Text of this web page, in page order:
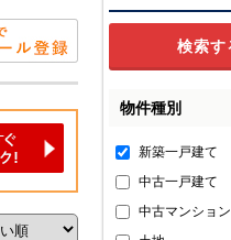
物件種別
新築一戸建て
中古一戸建て
中古マンション